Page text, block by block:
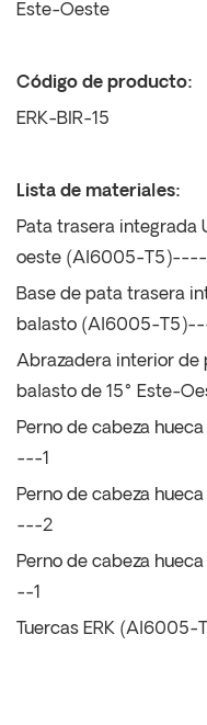
Este-Oeste
Código de producto:
ERK-BIR-15
Lista de materiales:
Pata trasera integrada
oeste (Al6005-
Base de pata trasera
balasto (Al6005-
Abrazadera interior de
balasto de 15° Este-
Perno de cabeza
---1
Perno de cabeza
---2
Perno de cabeza
--1
Tuercas ERK